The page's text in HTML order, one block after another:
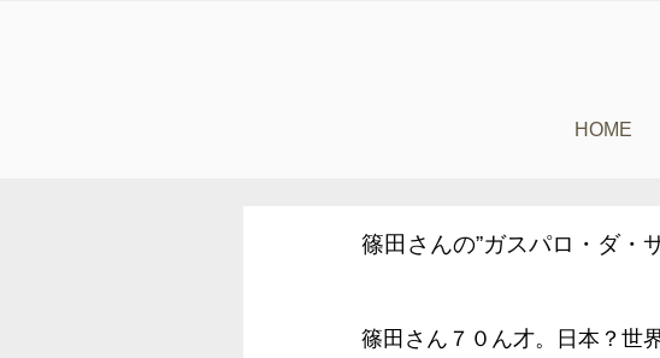
HOME
篠田さんの”ガスパロ・ダ・
篠田さん７０ん才。日本？世